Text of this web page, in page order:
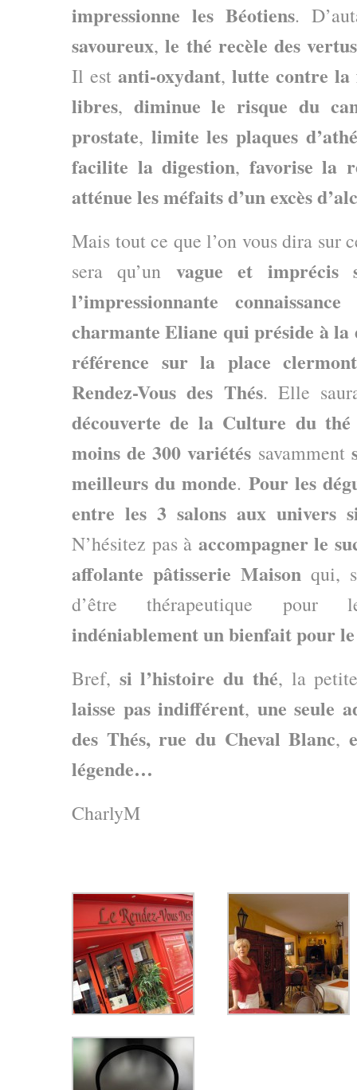
impressionne les Béotiens.
savoureux,le thé recèle des
Il est anti-oxydant, lutte contre la
libres, diminue le risque du
prostate, limite les plaques
facilite la digestion, favorise la
atténue les méfaits d’un excès
Mais tout ce que l’on vous dira sur
sera qu’un vague et imprécis
l’impressionnante
charmante Eliane qui préside à la
référence sur la place
Rendez-Vous des Thés. Elle
découverte de la Culture du thé
moins de 300 variétés savamment
meilleurs du monde. Pour les
entre les 3 salons aux univers
N’hésitez pas à accompagner le
affolante pâtisserie Maisonqui,
d’être thérapeutique
indéniablement un bienfait pour
Bref, si l’histoire du thé, la
laisse pas indifférent, une seule
des Thés, rue du Cheval Blanc,
légende…
CharlyM